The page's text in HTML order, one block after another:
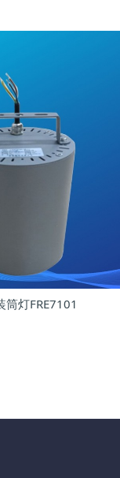
筒灯FRE7101